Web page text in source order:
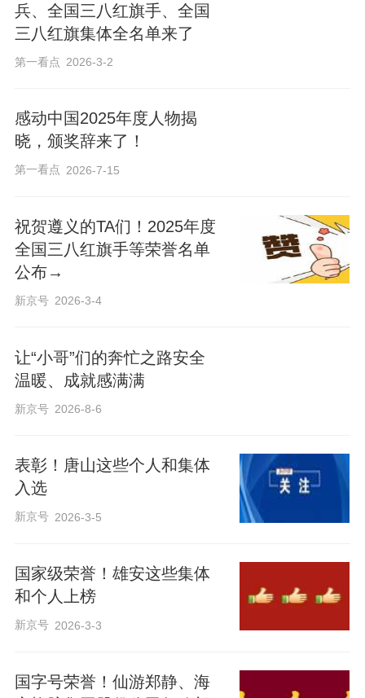
兵、全国三八红旗手、全国
三八红旗集体全名单来了
第一看点 2026-3-2
感动中国2025年度人物揭
晓，颁奖辞来了！
第一看点 2026-7-15
祝贺遵义的TA们！2025年度
全国三八红旗手等荣誉名单
公布→
新京号 2026-3-4
让“小哥”们的奔忙之路安全
温暖、成就感满满
新京号 2026-8-6
表彰！唐山这些个人和集体
入选
新京号 2026-3-5
国家级荣誉！雄安这些集体
和个人上榜
新京号 2026-3-3
国字号荣誉！仙游郑静、海